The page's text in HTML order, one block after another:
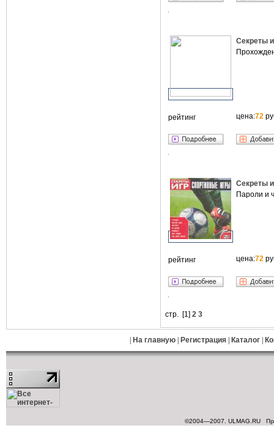
Секреты
рейтинг цена:72
Секреты
Пароли и
рейтинг цена:72
стр. [1] 2 3
На главную| Регистрация| Каталог|
©2004—2007. ULMAG.RU